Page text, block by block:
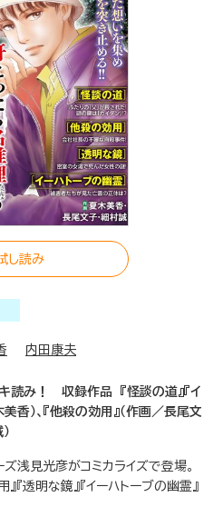
し読み
内田康夫
読み！ 収録作品 『怪談の道』『イ
香）、『他殺の効用』（作画／長尾文
浅見光彦がコミカライズで登場。
『透明な鏡』『イーハトーブの幽霊』